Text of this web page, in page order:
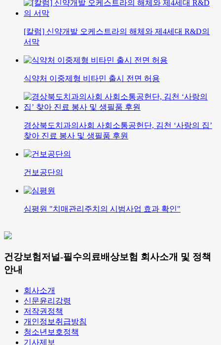
[칼럼] 신약개발 오케스트라의 해체와 제4세대 R&D의
서막
식약처 이중제형 비타민 출시 전면 허용
경상북도치과의사회 사회소통공헌단, 김천 ‘사랑의 집’
찾아 진료 봉사 및 생필품 후원
건보공단의
심평원 "치매관리주치의 시범사업 효과 확인"
건강보험저널-필수의료배상보험 회사소개 및 정책
안내
회사소개
신문윤리강령
저작권정책
개인정보취급방침
청소년보호정책
기사제보